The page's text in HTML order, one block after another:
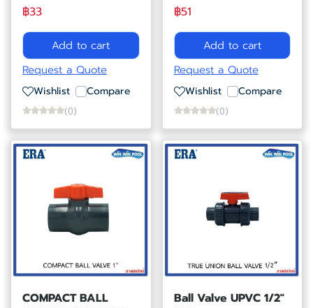
฿33
Add to cart
Request a Quote
Wishlist Compare
(0)
฿51
Add to cart
Request a Quote
Wishlist Compare
(0)
COMPACT BALL
Ball Valve UPVC 1/2"